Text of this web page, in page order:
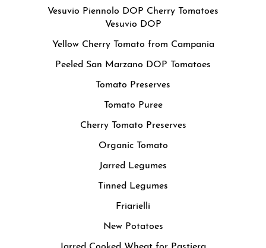
Vesuvio Piennolo DOP Cherry Tomatoes
Vesuvio DOP
Yellow Cherry Tomato from Campania
Peeled San Marzano DOP Tomatoes
Tomato Preserves
Tomato Puree
Cherry Tomato Preserves
Organic Tomato
Jarred Legumes
Tinned Legumes
Friarielli
New Potatoes